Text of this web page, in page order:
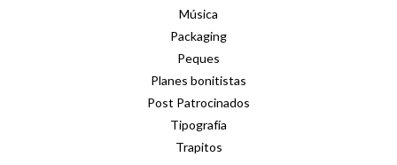
Música
Packaging
Peques
Planes bonitistas
Post Patrocinados
Tipografía
Trapitos